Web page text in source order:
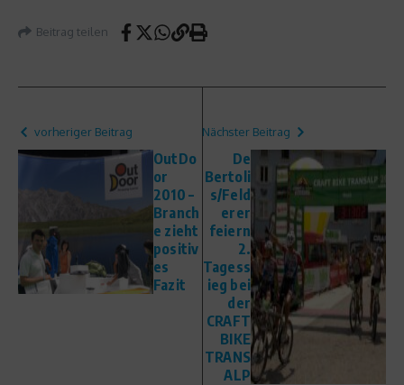
Beitrag teilen
vorheriger Beitrag
OutDo
or
2010 –
Branch
e zieht
positiv
es
Fazit
Nächster Beitrag
De
Bertoli
s/Feld
erer
feiern
2.
Tagess
ieg bei
der
CRAFT
BIKE
TRANS
ALP